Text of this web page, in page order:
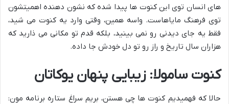
های انسان توی این کنوت ها پیدا شده که نشون دهنده اهمیتشون
توی فرهنگ مایاهاست. واسه همین، وقتی وارد یه کنوت می شید،
فقط یه جای دیدنی رو نمی بینید، بلکه قدم تو مکانی می ذارید که
هزاران سال تاریخ و راز رو تو دل خودش جا داده.
کنوت سامولا: زیبایی پنهان یوکاتان
حالا که فهمیدیم کنوت ها چی هستن، بریم سراغ ستاره برنامه مون: